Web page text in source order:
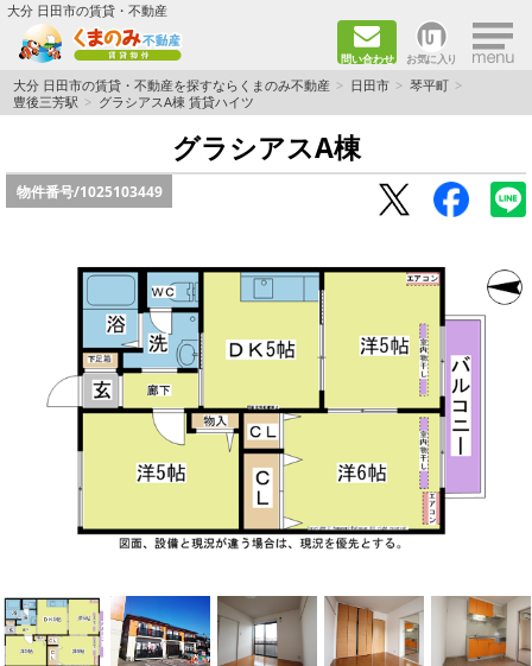
大分 日田市の賃貸・不動産
問い合わせ お気に入り
TOPページ
ペット飼育ＯＫ物件
新婚·ファミリー向け（2DK～3DK）
ファミリー向け（3DK～）
路線·駅から探す
地域から探す
地図から探す
店舗情報·アクセス
会社概要
大分 日田市の賃貸・不動産を探すならくまのみ不動産 日田市
琴平町
豊後三芳駅
グラシアスA棟 賃貸ハイツ
グラシアスA棟
物件番号/1025103449